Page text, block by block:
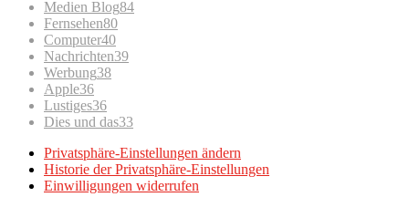
Medien Blog84
Fernsehen80
Computer40
Nachrichten39
Werbung38
Apple36
Lustiges36
Dies und das33
Privatsphäre-Einstellungen ändern
Historie der Privatsphäre-Einstellungen
Einwilligungen widerrufen